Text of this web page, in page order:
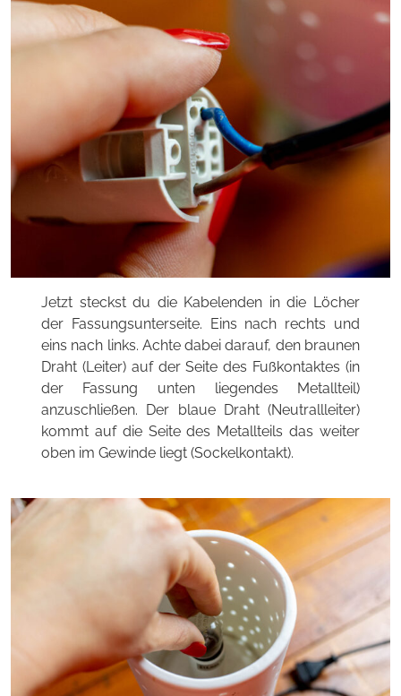
Jetzt steckst du die Kabelenden in die Löcher
der Fassungsunterseite. Eins nach rechts und
eins nach links. Achte dabei darauf, den braunen
Draht (Leiter) auf der Seite des Fußkontaktes (in
der Fassung unten liegendes Metallteil)
anzuschließen. Der blaue Draht (Neutrallleiter)
kommt auf die Seite des Metallteils das weiter
oben im Gewinde liegt (Sockelkontakt).